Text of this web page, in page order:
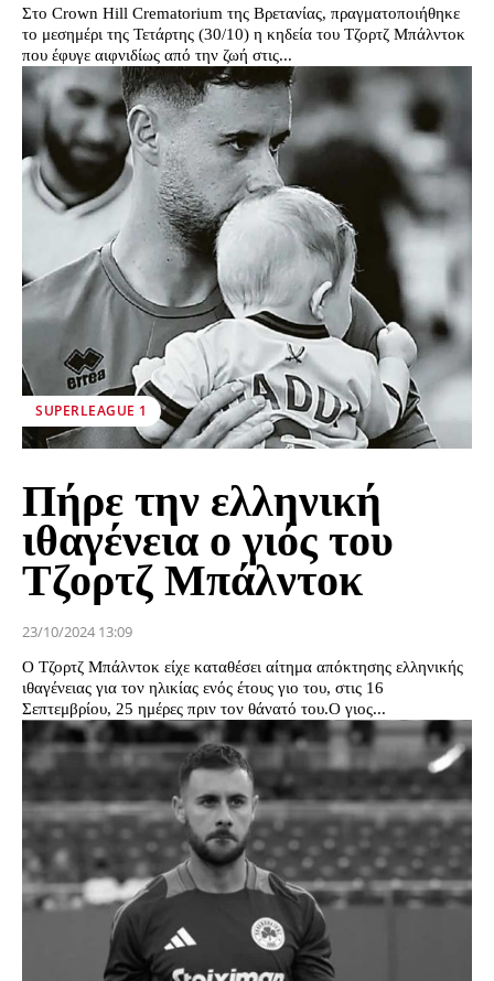
Στο Crown Hill Crematorium της Βρετανίας, πραγματοποιήθηκε
το μεσημέρι της Τετάρτης (30/10) η κηδεία του Τζορτζ Μπάλντοκ
που έφυγε αιφνιδίως από την ζωή στις...
SUPERLEAGUE 1
Πήρε την ελληνική
ιθαγένεια ο γιός του
Τζορτζ Μπάλντοκ
23/10/2024 13:09
Ο Τζορτζ Μπάλντοκ είχε καταθέσει αίτημα απόκτησης ελληνικής
ιθαγένειας για τον ηλικίας ενός έτους γιο του, στις 16
Σεπτεμβρίου, 25 ημέρες πριν τον θάνατό του.Ο γιος...